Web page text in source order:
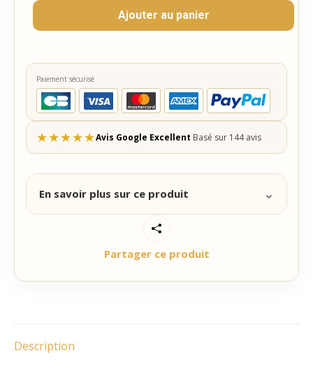
de
ProduitTESTPixels
Ajouter au panier
Paiement sécurisé
★★★★★Avis Google Excellent Basé sur 144 avis
En savoir plus sur ce produit ⌄
C’estunproduittespourlespixels
Non classé
Partager ce produit
Description